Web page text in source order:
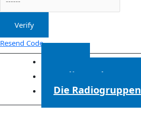
Verify
Resend Code
Radiosendungen
Die Radiogruppen